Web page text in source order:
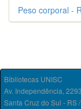
Peso corporal -
Bibliotecas UNISC
Av. Independência,
Santa Cruz do Sul - RS